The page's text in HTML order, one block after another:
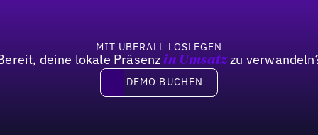
MIT UBERALL LOSLEGEN
deine lokale Präsenzin Umsatzzu
DEMO BUCHEN
DEMO BUCHEN